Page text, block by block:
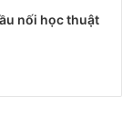
nối học thuật